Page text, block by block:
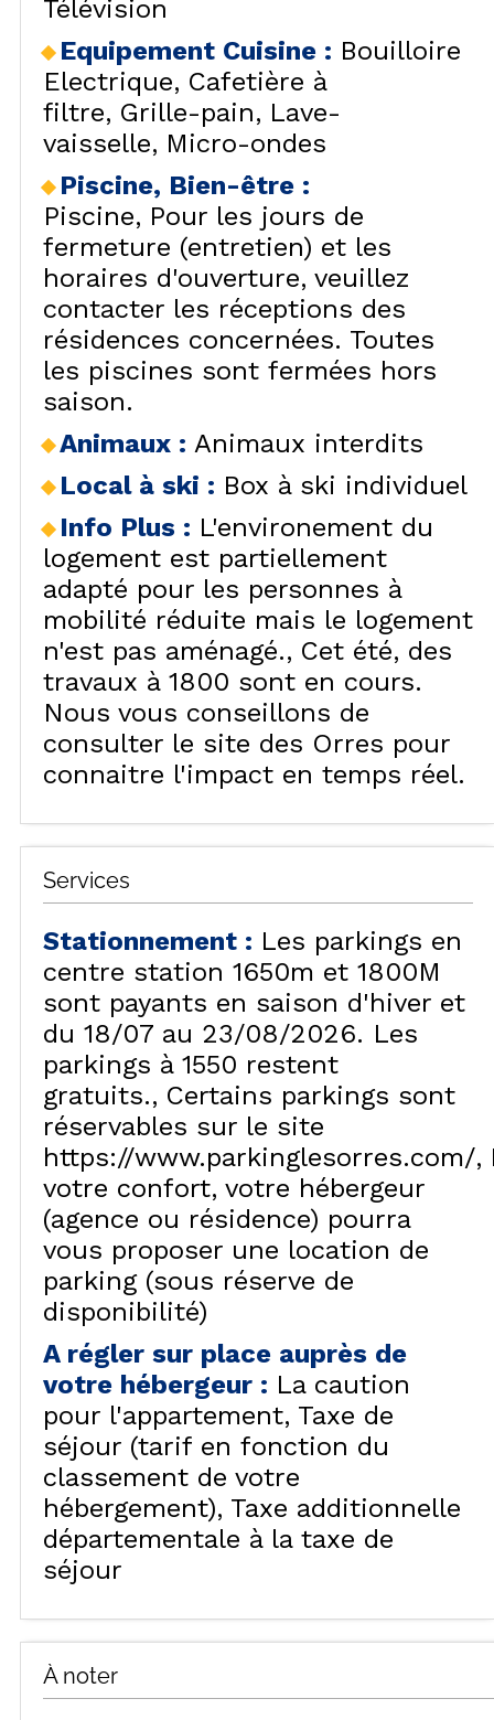
Télévision
Equipement Cuisine : Bouilloire
Electrique Cafetière à
filtre Grille-pain
Lave-
vaisselle
Micro-ondes
Piscine, Bien-être :
Piscine
Pour les jours de
fermeture (entretien) et les
horaires d'ouverture, veuillez
contacter les réceptions des
résidences concernées. Toutes
les piscines sont fermées hors
saison.
Animaux : Animaux interdits
Local à ski : Box à ski individuel
Info Plus : L'environement du
logement est partiellement
adapté pour les personnes à
mobilité réduite mais le logement
n'est pas aménagé.
Cet été, des
travaux à 1800 sont en cours.
Nous vous conseillons de
consulter le site des Orres pour
connaitre l'impact en temps réel.
Services
Stationnement : Les parkings en
centre station 1650m et 1800M
sont payants en saison d'hiver et
du 18/07 au 23/08/2026. Les
parkings à 1550 restent
gratuits.
Certains parkings sont
réservables sur le site
https://www.parkinglesorres.com/
votre confort, votre hébergeur
(agence ou résidence) pourra
vous proposer une location de
parking (sous réserve de
disponibilité)
A régler sur place auprès de
votre hébergeur : La caution
pour l'appartement Taxe de
séjour (tarif en fonction du
classement de votre
hébergement) Taxe additionnelle
départementale à la taxe de
séjour
À noter